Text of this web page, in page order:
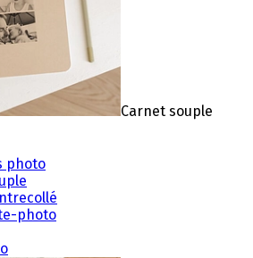
Carnet souple
photo
photo